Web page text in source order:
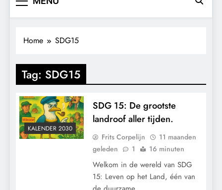
Home SDG15
Tag: SDG15
KALENDER 2030
SDG 15: De grootste
landroof aller tijden.
Frits Corpelijn
11 maanden
geleden
1 16 minuten
Welkom in de wereld van SDG
15: Leven op het Land, één van